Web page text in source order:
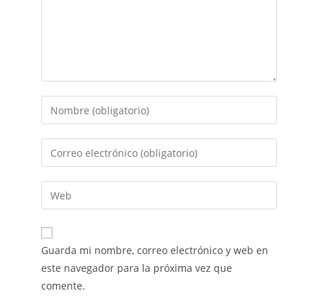
Guarda mi nombre, correo electrónico y web en
este navegador para la próxima vez que
comente.